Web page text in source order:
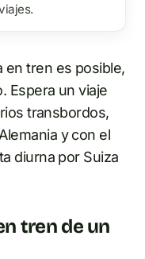
en tren es posible,
Espera un viaje
transbordos,
y con el
diurna por Suiza
tren de un